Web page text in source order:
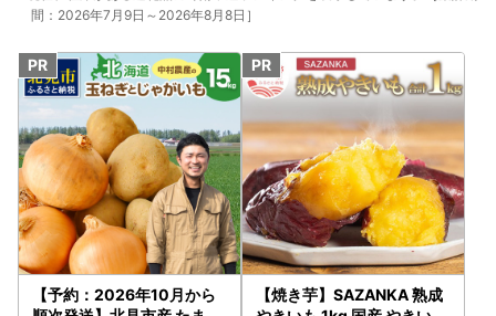
間：2026年7月9日～2026年8月8日］
【予約：2026年10月から
【焼き芋】SAZANKA 熟成